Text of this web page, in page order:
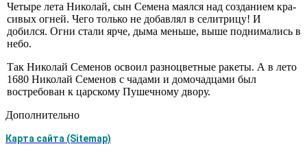
Четыре лета Николай, сын Семена маялся над созданием кра­
сивых огней. Чего только не добавлял в селитрицу! И
добился. Огни стали ярче, дыма меньше, выше поднимались в
небо.
Так Николай Семенов освоил разноцветные ракеты. А в лето
1680 Николай Семенов с чадами и домочадцами был
востребован к царскому Пушечному двору.
Дополнительно
Карта сайта (Sitemap)